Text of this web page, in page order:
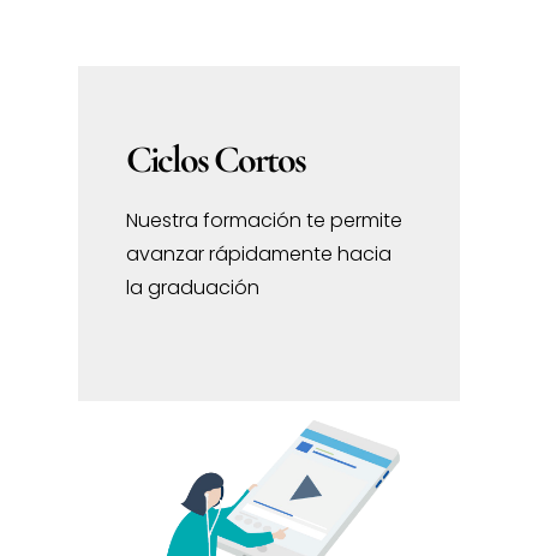
Ciclos Cortos
Nuestra formación te permite
avanzar rápidamente hacia
la graduación